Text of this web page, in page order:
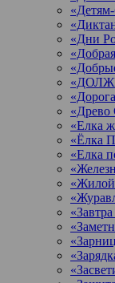
«Дни
«Древо
«Елка
«Ёлка
«Елка
«Жилой